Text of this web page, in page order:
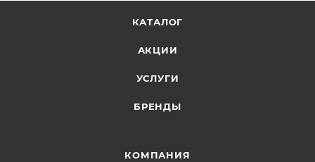
КАТАЛОГ
АКЦИИ
УСЛУГИ
БРЕНДЫ
КОМПАНИЯ